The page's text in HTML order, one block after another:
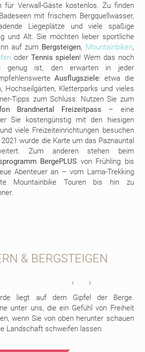
für Verwall-Gäste kostenlos. Zu finden
mit frischem Bergquellwasser,
Liegeplätze und viele spaßige
und Alt. Sie möchten lieber sportliche
auf zum Bergsteigen, Mountainbiken,
oder Tennis spielen! Wem das noch
genug ist, den erwarten in jeder
Ausflugsziele: etwa die
Hochseilgärten, Kletterparks und vieles
Tipps zum Schluss: Nutzen Sie zum
Brandnertal Freizeitpass – eine
Sie kostengünstig mit den hiesigen
viele Freizeiteinrichtungen besuchen
wurde die Karte um das Paznauntal
Zum anderen stehen beim
BergePLUS von Frühling bis
Abenteuer an – vom Lama-Trekking
Mountainbike Touren bis hin zu
& BERGSTEIGEN
liegt auf dem Gipfel der Berge.
unter uns, die ein Gefühl von Freiheit
wenn Sie von oben herunter schauen
Landschaft schweifen lassen.